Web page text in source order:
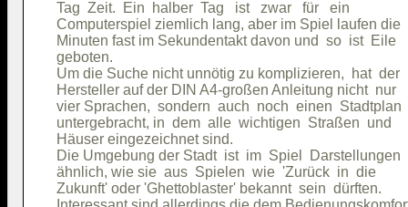
Tag  Zeit.  Ein  halber  Tag   ist   zwar   für   ein
Computerspiel ziemlich lang, aber im Spiel laufen die
Minuten fast im Sekundentakt davon und  so  ist  Eile
geboten.
Um die Suche nicht unnötig zu komplizieren,  hat  der
Hersteller auf der DIN A4-großen Anleitung nicht  nur
vier Sprachen,  sondern  auch  noch  einen  Stadtplan
untergebracht, in  dem  alle  wichtigen  Straßen  und
Häuser eingezeichnet sind.
Die Umgebung der Stadt  ist  im  Spiel  Darstellungen
ähnlich, wie sie  aus  Spielen  wie  'Zurück  in  die
Zukunft' oder 'Ghettoblaster' bekannt  sein  dürften.